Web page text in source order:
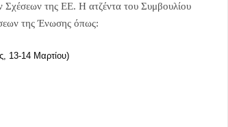
της ΕΕ. Η ατζέντα του Συμβουλίου
της Ένωσης όπως:
13-14 Μαρτίου)